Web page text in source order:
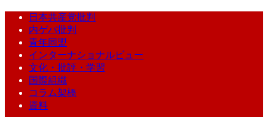
日本共産党批判
内ゲバ批判
青年同盟
インターナショナルビュー
文化・批評・学習
国際組織
コラム架橋
資料